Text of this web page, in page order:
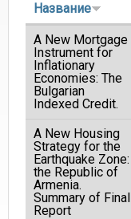
Название
A New Mortgage
Instrument for
Inflationary
Economies: The
Bulgarian
Indexed Credit.
A New Housing
Strategy for the
Earthquake Zone:
the Republic of
Armenia.
Summary of Final
Report